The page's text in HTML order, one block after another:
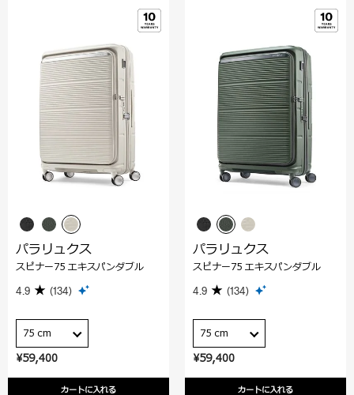
¥59,400
カートに入れる
パラリュクス
スピナー75 エキスパンダブル
4.9 (134)
75 cm
¥59,400
カートに入れる
パラリュクス
スピナー75 エキスパンダブル
4.9 (134)
75 cm